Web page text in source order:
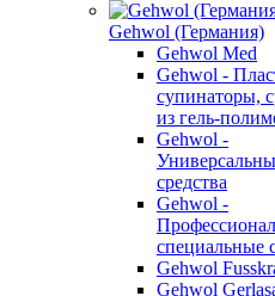
Gehwol (Германия)
Gehwol Med
Gehwol -
супинаторы,
из гель-
Gehwol -
средства
Gehwol -
специальные
Gehwol
Gehwol